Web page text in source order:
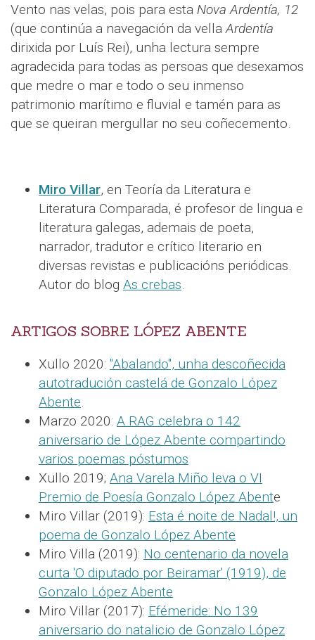
Vento nas velas, pois para esta Nova Ardentía, 12
(que continúa a navegación da vellaArdentía
dirixida por Luís Rei), unha lectura sempre
agradecida para todas as persoas que desexamos
que medre o mar e todo o seu inmenso
patrimonio marítimo e fluvial e tamén para as
que se queiran mergullar no seu coñecemento.
Miro Villar, en Teoría da Literatura e
Literatura Comparada, é profesor de lingua e
literatura galegas, ademais de poeta,
narrador, tradutor e crítico literario en
diversas revistas e publicacións periódicas.
Autor do blog As crebas.
ARTIGOS SOBRE LÓPEZ ABENTE
Xullo 2020: "Abalando", unha descoñecida
autotradución castelá de Gonzalo López
Abente.
Marzo 2020: A RAG celebra o 142
aniversario de López Abente compartindo
varios poemas póstumos
Xullo 2019; Ana Varela Miño leva o VI
Premio de Poesía Gonzalo López Abente
Miro Villar (2019): Esta é noite de Nadal!, un
poema de Gonzalo López Abente
Miro Villa (2019): No centenario da novela
curta 'O diputado por Beiramar' (1919), de
Gonzalo López Abente
Miro Villar (2017): Efémeride: No 139
aniversario do natalicio de Gonzalo López